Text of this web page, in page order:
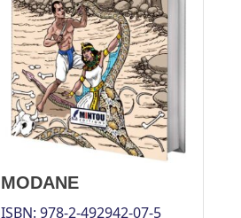
MODANE
ISBN: 978-2-492942-07-5